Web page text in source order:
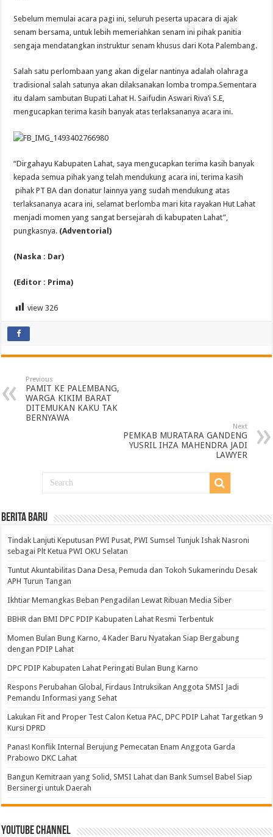
Sebelum memulai acara pagi ini, seluruh peserta upacara di ajak
senam bersama, untuk lebih memeriahkan senam ini pihak panitia
sengaja mendatangkan instruktur senam khusus dari Kota Palembang.
Salah satu perlombaan yang akan digelar nantinya adalah olahraga
tradisional salah satunya akan dilaksanakan lomba trompa.Sementara
itu dalam sambutan Bupati Lahat H. Saifudin Aswari Riva’i S.E,
mengucapkan terima kasih banyak atas terlaksananya acara ini.
“Dirgahayu Kabupaten Lahat, saya mengucapkan terima kasih banyak
kepada semua pihak yang telah mendukung acara ini, terima kasih
pihak PT BA dan donatur lainnya yang sudah mendukung atas
terlaksananya acara ini, selamat berlomba mari kita rayakan Hut Lahat
menjadi momen yang sangat bersejarah di kabupaten Lahat”,
pungkasnya. (Adventorial)
(Naska : Dar)
(Editor : Prima)
view 326
Previous
PAMIT KE PALEMBANG,
WARGA KIKIM BARAT
DITEMUKAN KAKU TAK
BERNYAWA
Next
PEMKAB MURATARA GANDENG
YUSRIL IHZA MAHENDRA JADI
LAWYER
BERITA BARU
Tindak Lanjuti Keputusan PWI Pusat, PWI Sumsel Tunjuk Ishak Nasroni
sebagai Plt Ketua PWI OKU Selatan
Tuntut Akuntabilitas Dana Desa, Pemuda dan Tokoh Sukamerindu Desak
APH Turun Tangan
Ikhtiar Memangkas Beban Pengadilan Lewat Ribuan Media Siber
BBHR dan BMI DPC PDIP Kabupaten Lahat Resmi Terbentuk
Momen Bulan Bung Karno, 4 Kader Baru Nyatakan Siap Bergabung
dengan PDIP Lahat
DPC PDIP Kabupaten Lahat Peringati Bulan Bung Karno
Respons Perubahan Global, Firdaus Intruksikan Anggota SMSI Jadi
Pemandu Informasi yang Sehat
Lakukan Fit and Proper Test Calon Ketua PAC, DPC PDIP Lahat Targetkan 9
Kursi DPRD
Panas! Konflik Internal Berujung Pemecatan Enam Anggota Garda
Prabowo DKC Lahat
Bangun Kemitraan yang Solid, SMSI Lahat dan Bank Sumsel Babel Siap
Bersinergi untuk Daerah
Youtube Channel